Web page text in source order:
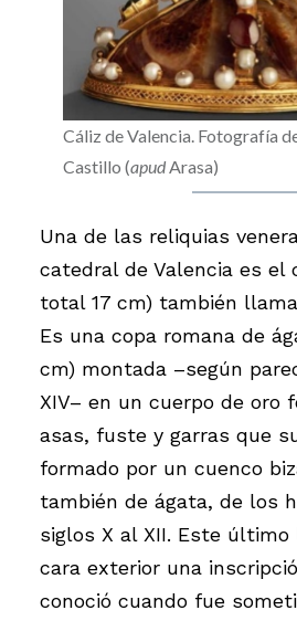
Cáliz de Valencia. Fotografía
Castillo (apudArasa)
Una de las reliquias
catedral de Valencia es el
total 17 cm) también
Es una copa romana de
cm) montada –según
XIV– en un cuerpo de oro
asas, fuste y garras que
formado por un cuenco
también de ágata, de los
siglos X al XII. Este
cara exterior una
conoció cuando fue